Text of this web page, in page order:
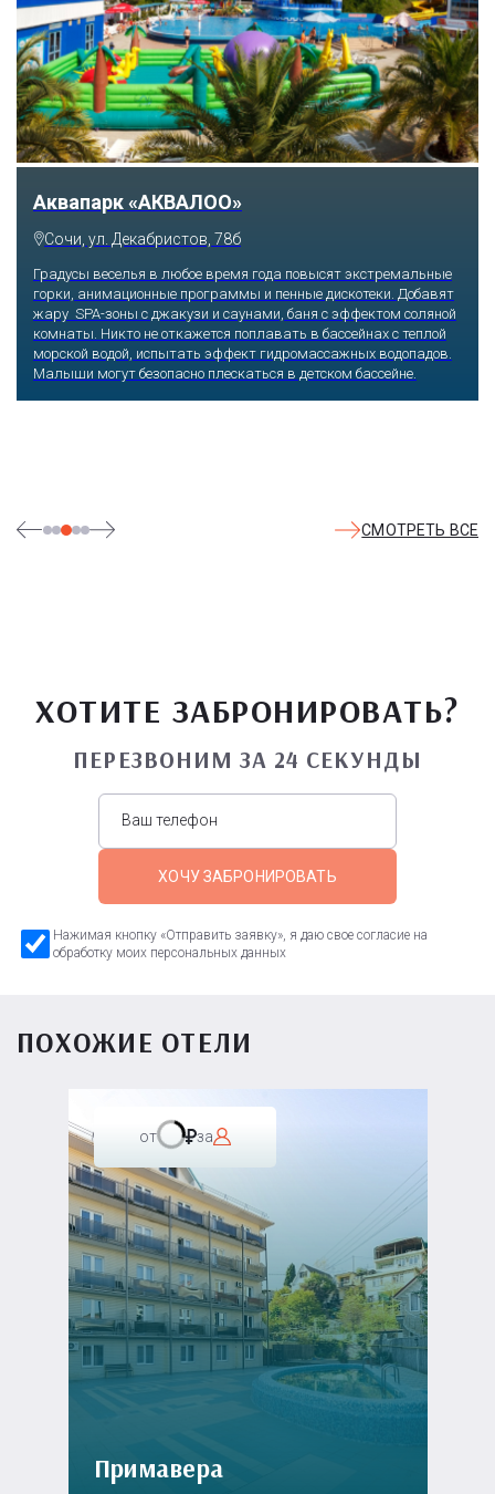
Аквапарк «АКВАЛОО»
Сочи, ул. Декабристов, 78б
Градусы веселья в любое время года повысят экстремальные
горки, анимационные программы и пенные дискотеки. Добавят
жару SPA-зоны с джакузи и саунами, баня с эффектом соляной
комнаты. Никто не откажется поплавать в бассейнах с теплой
морской водой, испытать эффект гидромассажных водопадов.
Малыши могут безопасно плескаться в детском бассейне.
СМОТРЕТЬ ВСЕ
ХОТИТЕ ЗАБРОНИРОВАТЬ?
ПЕРЕЗВОНИМ ЗА 24 СЕКУНДЫ
ХОЧУ ЗАБРОНИРОВАТЬ
Нажимая кнопку «Отправить заявку», я даю свое согласие на
обработку моих персональных данных
ПОХОЖИЕ ОТЕЛИ
от за
Примавера